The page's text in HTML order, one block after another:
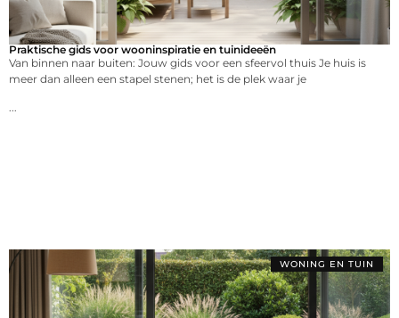
Praktische gids voor wooninspiratie en tuinideeën
Van binnen naar buiten: Jouw gids voor een sfeervol thuis Je huis is
meer dan alleen een stapel stenen; het is de plek waar je
...
WONING EN TUIN